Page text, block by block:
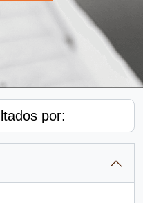
por: